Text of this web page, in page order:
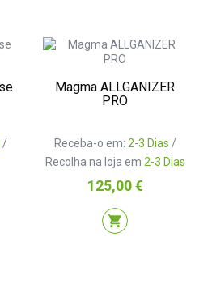
/
Magma ALLGANIZER
PRO
Receba-o em: 2-3 Dias /
Recolha na loja em 2-3 Dias
Preço
125,00 €
shopping_cart